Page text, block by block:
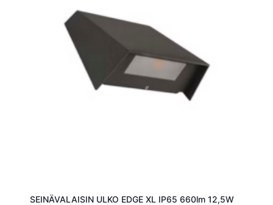
SEINÄVALAISIN ULKO EDGE XL IP65 660lm 12,5W